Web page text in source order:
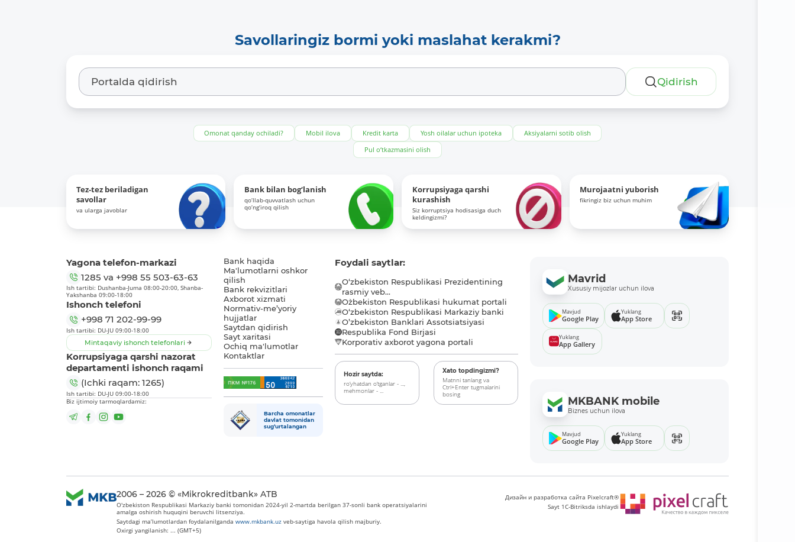
Savollaringiz bormi yoki maslahat kerakmi?
Qidirish
Omonat qanday ochiladi? Mobil ilova Kredit karta Yosh oilalar uchun ipoteka
Aksiyalarni sotib olish
Pul o‘tkazmasini olish
Tez-tez beriladigan
savollar
va ularga javoblar
Bank bilan bog‘lanish
qo‘llab-quvvatlash uchun
qo‘ng‘iroq qilish
Korrupsiyaga qarshi
kurashish
Siz korruptsiya hodisasiga duch
keldingizmi?
Murojaatni yuborish
fikringiz biz uchun muhim
Yagona telefon-markazi
1285 va +998 55 503-63-63
Ish tartibi: Dushanba-Juma 08:00-20:00, Shanba-
Yakshanba 09:00-18:00
Ishonch telefoni
+998 71 202-99-99
Ish tartibi: DU-JU 09:00-18:00
Mintaqaviy ishonch telefonlari
Korrupsiyaga qarshi nazorat
departamenti ishonch raqami
(Ichki raqam: 1265)
Ish tartibi: DU-JU 09:00-18:00
Biz ijtimoiy tarmoqlardamiz:
Bank haqida
Ma'lumotlarni oshkor
qilish
Bank rekvizitlari
Axborot xizmati
Normativ-me’yoriy
hujjatlar
Saytdan qidirish
Sayt xaritasi
Ochiq ma'lumotlar
Kontaktlar
Barcha omonatlar
davlat tomonidan
sug‘urtalangan
Foydali saytlar:
O‘zbekiston Respublikasi Prezidentining
rasmiy veb...
O`zbekiston Respublikasi hukumat portali
O‘zbekiston Respublikasi Markaziy banki
O’zbekiston Banklari Assotsiatsiyasi
Respublika Fond Birjasi
Korporativ axborot yagona portali
Hozir saytda:
ro‘yhatdan o‘tganlar - ...,
mehmonlar - ...
Xato topdingizmi?
Matnni tanlang va
Ctrl+Enter tugmalarini
bosing
Mavrid
Xususiy mijozlar uchun ilova
Mavjud
Google Play
Yuklang
App Store
Yuklang
App Gallery
MKBANK mobile
Biznes uchun ilova
Mavjud
Google Play
Yuklang
App Store
2006 – 2026 © «Mikrokreditbank» ATB
O'zbekiston Respublikasi Markaziy banki tomonidan 2024-yil 2-martda berilgan 37-sonli bank operatsiyalarini
amalga oshirish huquqini beruvchi litsenziya.
Saytdagi ma’lumotlardan foydalanilgandawww.mkbank.uz veb-saytiga havola qilish majburiy.
Oxirgi yangilanish: ... (GMT+5)
Дизайн и разработка сайта Pixelcraft®
Sayt 1C-Bitriksda ishlaydi